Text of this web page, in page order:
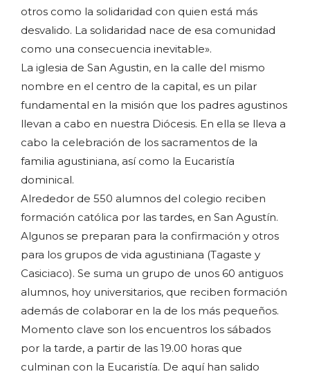
otros como la solidaridad con quien está más
desvalido. La solidaridad nace de esa comunidad
como una consecuencia inevitable».
La iglesia de San Agustin, en la calle del mismo
nombre en el centro de la capital, es un pilar
fundamental en la misión que los padres agustinos
llevan a cabo en nuestra Diócesis. En ella se lleva a
cabo la celebración de los sacramentos de la
familia agustiniana, así como la Eucaristía
dominical.
Alrededor de 550 alumnos del colegio reciben
formación católica por las tardes, en San Agustín.
Algunos se preparan para la confirmación y otros
para los grupos de vida agustiniana (Tagaste y
Casiciaco). Se suma un grupo de unos 60 antiguos
alumnos, hoy universitarios, que reciben formación
además de colaborar en la de los más pequeños.
Momento clave son los encuentros los sábados
por la tarde, a partir de las 19.00 horas que
culminan con la Eucaristía. De aquí han salido